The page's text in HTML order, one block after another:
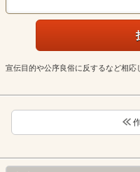
宣伝目的や公序良俗に反するなど相応